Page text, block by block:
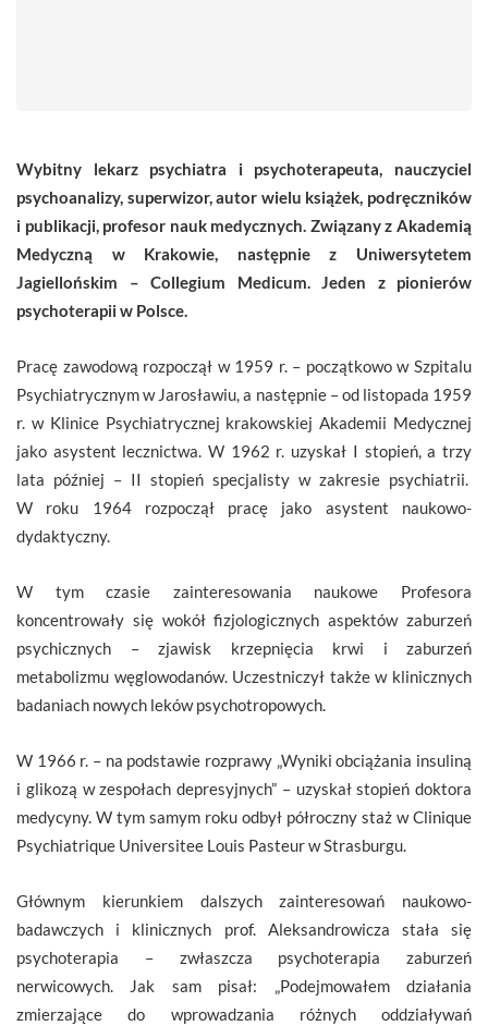
Wybitny lekarz psychiatra i psychoterapeuta, nauczyciel
psychoanalizy, superwizor, autor wielu książek, podręczników
i publikacji, profesor nauk medycznych. Związany z Akademią
Medyczną w Krakowie, następnie z Uniwersytetem
Jagiellońskim – Collegium Medicum. Jeden z pionierów
psychoterapii w Polsce.
Pracę zawodową rozpoczął w 1959 r. – początkowo w Szpitalu
Psychiatrycznym w Jarosławiu, a następnie – od listopada 1959
r. w Klinice Psychiatrycznej krakowskiej Akademii Medycznej
jako asystent lecznictwa. W 1962 r. uzyskał I stopień, a trzy
lata później – II stopień specjalisty w zakresie psychiatrii.
W roku 1964 rozpoczął pracę jako asystent naukowo-
dydaktyczny.
W tym czasie zainteresowania naukowe Profesora
koncentrowały się wokół fizjologicznych aspektów zaburzeń
psychicznych – zjawisk krzepnięcia krwi i zaburzeń
metabolizmu węglowodanów. Uczestniczył także w klinicznych
badaniach nowych leków psychotropowych.
W 1966 r. – na podstawie rozprawy „Wyniki obciążania insuliną
i glikozą w zespołach depresyjnych” – uzyskał stopień doktora
medycyny. W tym samym roku odbył półroczny staż w Clinique
Psychiatrique Universitee Louis Pasteur w Strasburgu.
Głównym kierunkiem dalszych zainteresowań naukowo-
badawczych i klinicznych prof. Aleksandrowicza stała się
psychoterapia – zwłaszcza psychoterapia zaburzeń
nerwicowych. Jak sam pisał: „Podejmowałem działania
zmierzające do wprowadzania różnych oddziaływań